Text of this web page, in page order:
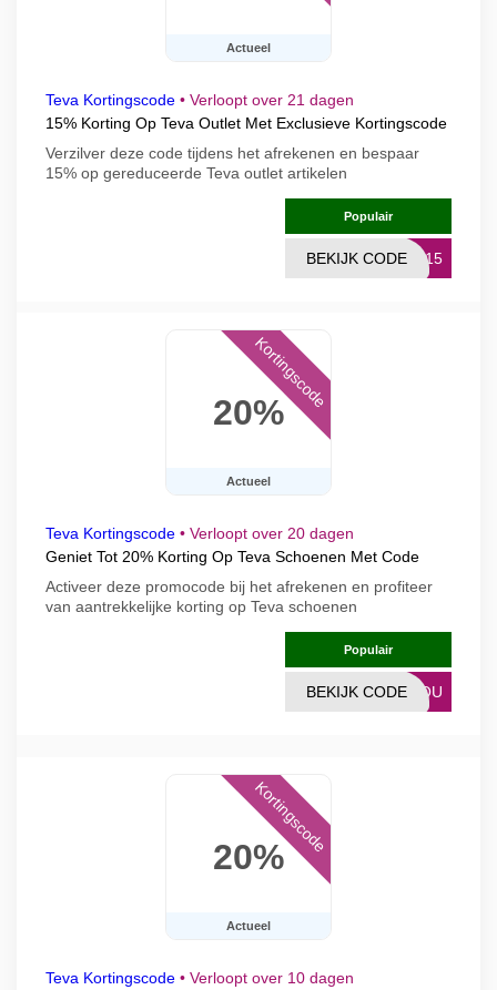
Actueel
Teva Kortingscode • Verloopt over 21 dagen
15% Korting Op Teva Outlet Met Exclusieve Kortingscode
Verzilver deze code tijdens het afrekenen en bespaar
15% op gereduceerde Teva outlet artikelen
Populair
RA15
BEKIJK CODE
20%
Actueel
Kortingscode
Teva Kortingscode • Verloopt over 20 dagen
Geniet Tot 20% Korting Op Teva Schoenen Met Code
Activeer deze promocode bij het afrekenen en profiteer
van aantrekkelijke korting op Teva schoenen
Populair
4YOU
BEKIJK CODE
20%
Actueel
Kortingscode
Teva Kortingscode • Verloopt over 10 dagen